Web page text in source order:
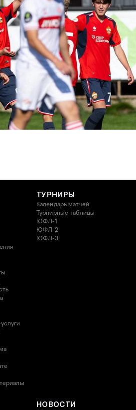
на «Октябре»
ТУРНИРЫ
Календарь матчей
Турнирные таблицы
ЮФЛ-1
ЮФЛ-2
ЮФЛ-3
НОВОСТИ